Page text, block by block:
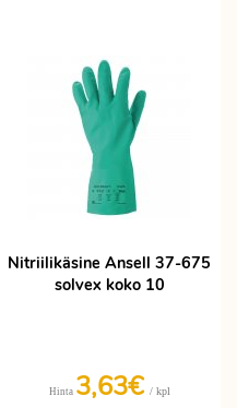
Nitriilikäsine Ansell 37-675
solvex koko 10
Hinta 3,63€ / kpl